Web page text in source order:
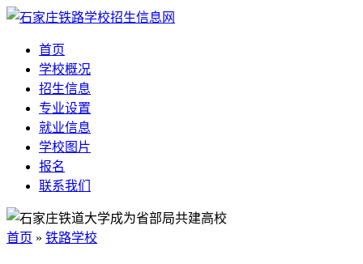
首页
学校概况
招生信息
专业设置
就业信息
学校图片
报名
联系我们
首页 » 铁路学校